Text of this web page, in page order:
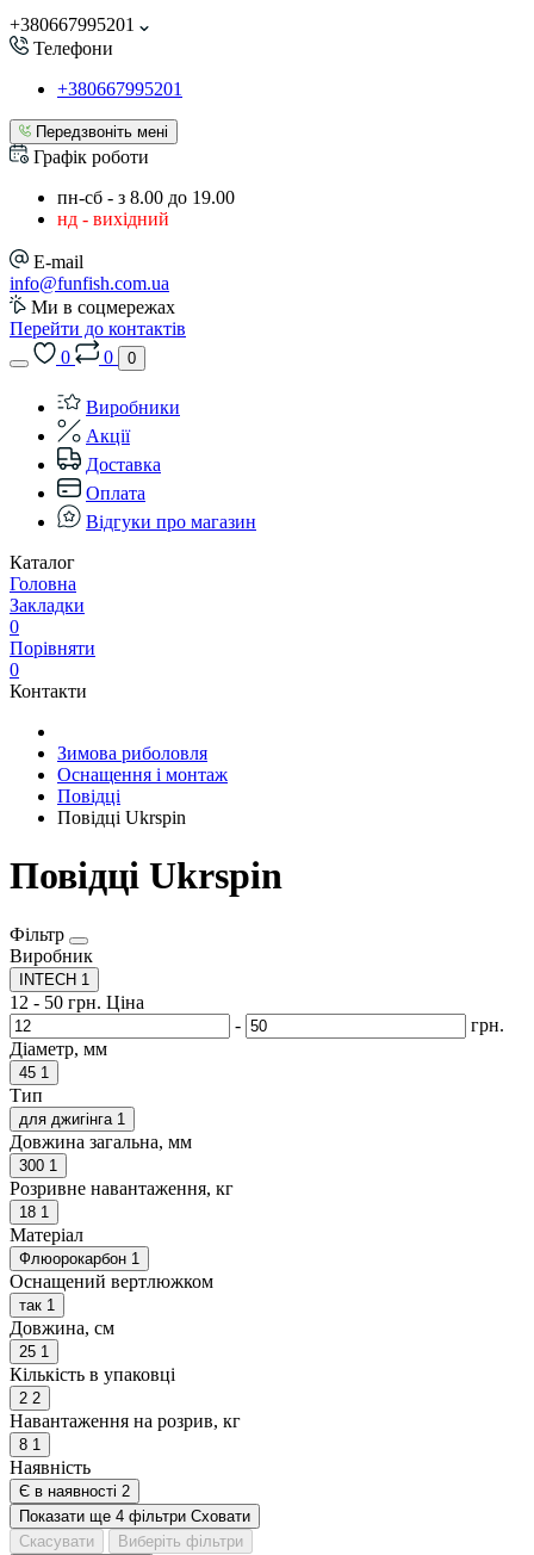
+380667995201
Телефони
+380667995201
Передзвоніть мені
Графік роботи
пн-сб - з 8.00 до 19.00
нд - вихідний
E-mail
info@funfish.com.ua
Ми в соцмережах
Перейти до контактів
0
0 0
Виробники
Акції
Доставка
Оплата
Відгуки про магазин
Каталог
Головна
Закладки
0
Порівняти
0
Контакти
Зимова риболовля
Оснащення і монтаж
Повідці
Повідці Ukrspin
Повідці Ukrspin
Фільтр
Виробник
INTECH 1
12 - 50 грн. Ціна
-
грн.
Діаметр, мм
45 1
Тип
для джигінга 1
Довжина загальна, мм
300 1
Розривне навантаження, кг
18 1
Матеріал
Флюорокарбон 1
Оснащений вертлюжком
так 1
Довжина, см
25 1
Кількість в упаковці
2 2
Навантаження на розрив, кг
8 1
Наявність
Є в наявності 2
Показати ще 4 фільтри Сховати
Скасувати
Виберіть фільтри